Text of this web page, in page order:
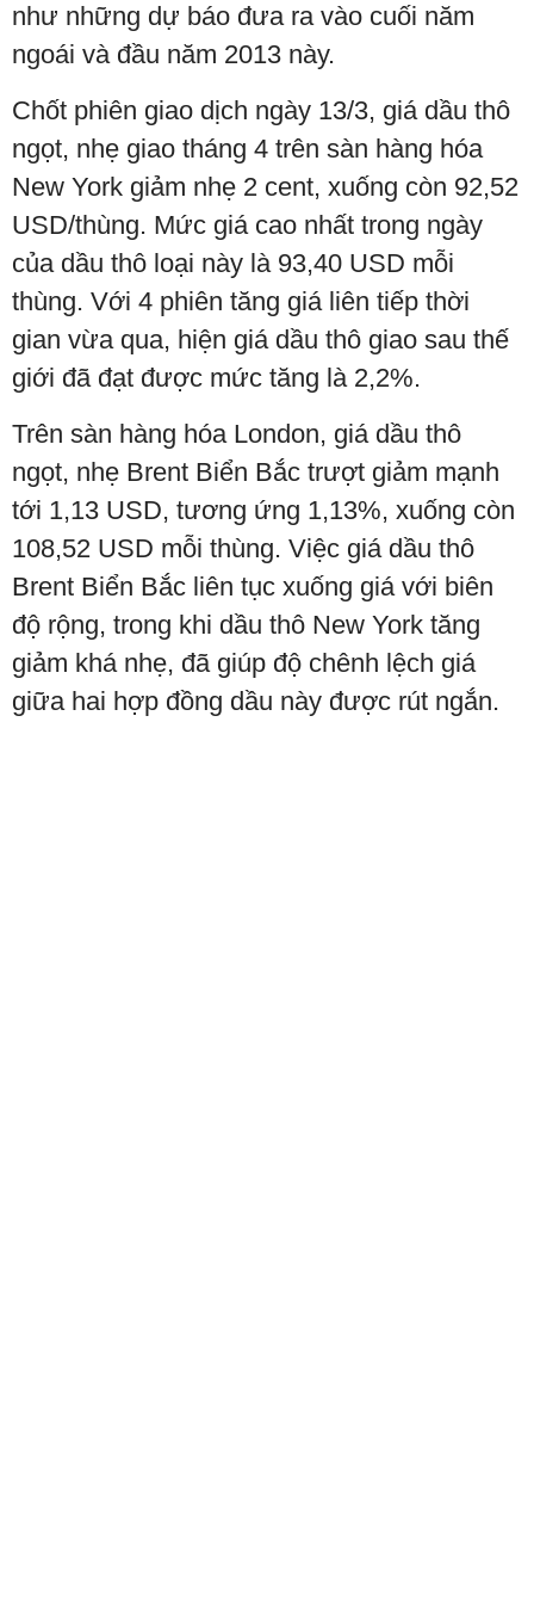
như những dự báo đưa ra vào cuối năm
ngoái và đầu năm 2013 này.
Chốt phiên giao dịch ngày 13/3, giá dầu thô
ngọt, nhẹ giao tháng 4 trên sàn hàng hóa
New York giảm nhẹ 2 cent, xuống còn 92,52
USD/thùng. Mức giá cao nhất trong ngày
của dầu thô loại này là 93,40 USD mỗi
thùng. Với 4 phiên tăng giá liên tiếp thời
gian vừa qua, hiện giá dầu thô giao sau thế
giới đã đạt được mức tăng là 2,2%.
Trên sàn hàng hóa London, giá dầu thô
ngọt, nhẹ Brent Biển Bắc trượt giảm mạnh
tới 1,13 USD, tương ứng 1,13%, xuống còn
108,52 USD mỗi thùng. Việc giá dầu thô
Brent Biển Bắc liên tục xuống giá với biên
độ rộng, trong khi dầu thô New York tăng
giảm khá nhẹ, đã giúp độ chênh lệch giá
giữa hai hợp đồng dầu này được rút ngắn.